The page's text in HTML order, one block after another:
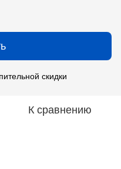
скидки
К сравнению